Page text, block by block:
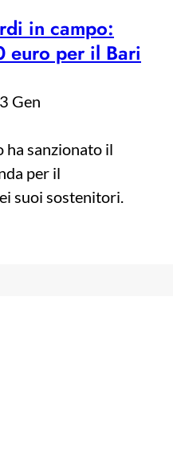
in campo:
euro per il Bari
Gen
ha sanzionato il
per il
suoi sostenitori.